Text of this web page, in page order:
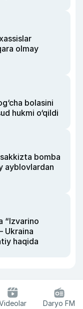
olmay
bolasini
hukmi o‘qildi
bomba
ayblovlardan
“Izvarino
Ukraina
haqida
Daryo FM